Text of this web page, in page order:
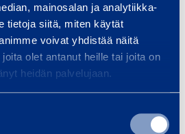
mainosalan ja analytiikka-
tietoja siitä, miten käytät
voivat yhdistää näitä
olet antanut heille tai joita on
heidän palvelujaan.
logistiikka
kuljetus-,
Suomessa: